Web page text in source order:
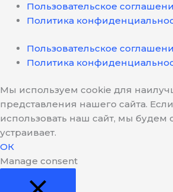
Пользовательское
Политика
Пользовательское
Политика
Мы используем cookie для
представления нашего сайта.
использовать наш сайт, мы будем
устраивает.
ОК
Manage consent